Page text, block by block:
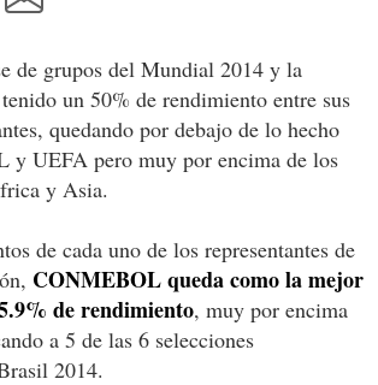
de grupos del Mundial 2014 y la
un 50% de rendimiento entre sus
quedando por debajo de lo hecho
y UEFA pero muy por encima de los
y Asia.
de cada uno de los representantes de
CONMEBOL queda como la mejor
de rendimiento, muy por encima
a 5 de las 6 selecciones
2014.